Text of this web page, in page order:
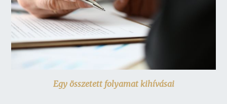
Egy összetett folyamat kihívásai